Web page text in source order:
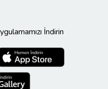
İndirin